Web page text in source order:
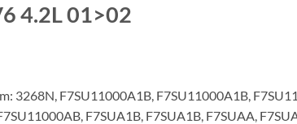
4.2L 01>02
3268N, F7SU11000A1B, F7SU11000A1B,
F7SUA1B, F7SUA1B, F7SUAA,